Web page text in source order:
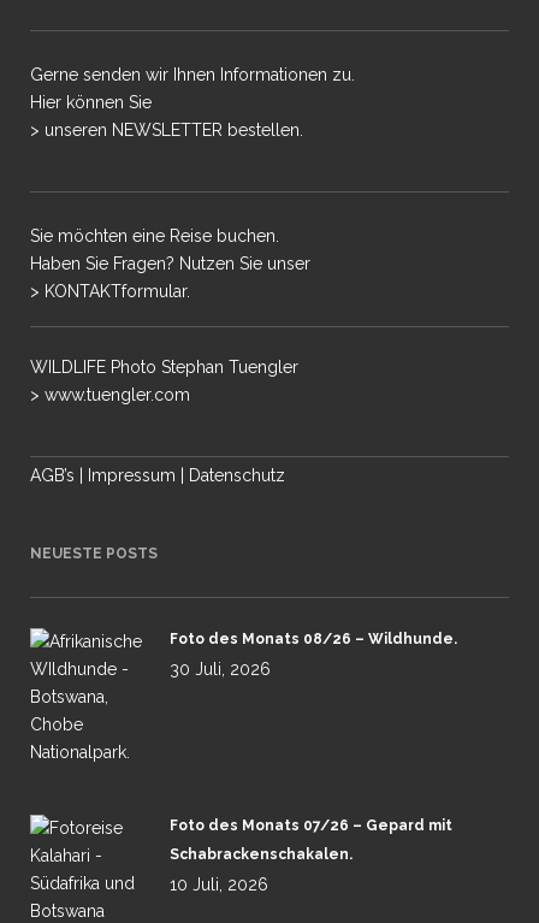
Gerne senden wir Ihnen Informationen zu.
Hier können Sie
> unseren NEWSLETTER bestellen.
Sie möchten eine Reise buchen.
Haben Sie Fragen? Nutzen Sie unser
> KONTAKTformular.
WILDLIFE Photo Stephan Tuengler
> www.tuengler.com
AGB’s Impressum Datenschutz
NEUESTE POSTS
Foto des Monats 08/26 – Wildhunde.
30 Juli, 2026
Foto des Monats 07/26 – Gepard mit
Schabrackenschakalen.
10 Juli, 2026